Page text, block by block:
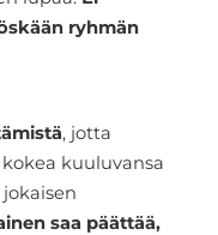
ryhmän
, jotta
kuuluvansa
saa päättää,